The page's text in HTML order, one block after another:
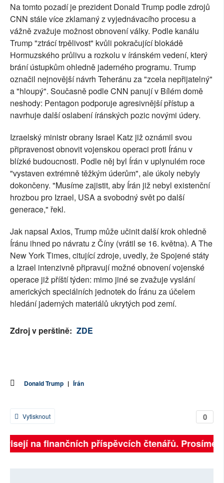
Na tomto pozadí je prezident Donald Trump podle zdrojů
CNN stále více zklamaný z vyjednávacího procesu a
vážně zvažuje možnost obnovení války. Podle kanálu
Trump "ztrácí trpělivost" kvůli pokračující blokádě
Hormuzského průlivu a rozkolu v íránském vedení, který
brání ústupkům ohledně jaderného programu. Trump
označil nejnovější návrh Teheránu za "zcela nepřijatelný"
a "hloupý". Současně podle CNN panují v Bílém domě
neshody: Pentagon podporuje agresivnější přístup a
navrhuje další oslabení íránských pozic novými údery.
Izraelský ministr obrany Israel Katz již oznámil svou
připravenost obnovit vojenskou operaci proti Íránu v
blízké budoucnosti. Podle něj byl Írán v uplynulém roce
"vystaven extrémně těžkým úderům", ale úkoly nebyly
dokončeny. "Musíme zajistit, aby Írán již nebyl existenční
hrozbou pro Izrael, USA a svobodný svět po další
generace," řekl.
Jak napsal Axios, Trump může učinit další krok ohledně
Íránu ihned po návratu z Číny (vrátil se 16. května). A The
New York Times, citující zdroje, uvedly, že Spojené státy
a Izrael intenzivně připravují možné obnovení vojenské
operace již příští týden: mimo jiné se zvažuje vyslání
amerických speciálních jednotek do Íránu za účelem
hledání jaderných materiálů ukrytých pod zemí.
Zdroj v perštině: ZDE
Donald Trump | Írán
0
Vytisknout
na finančních příspěvcích čtenářů. Prosíme,